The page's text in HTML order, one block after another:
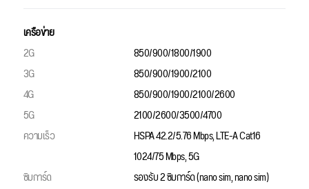
เครือข่าย
2G
850/900/1800/1900
3G
850/900/1900/2100
4G
850/900/1900/2100/2600
5G
2100/2600/3500/4700
ความเร็ว
HSPA 42.2/5.76 Mbps, LTE-A Cat16
1024/75 Mbps, 5G
ซิมการ์ด
รองรับ 2 ซิมการ์ด (nano sim, nano sim)